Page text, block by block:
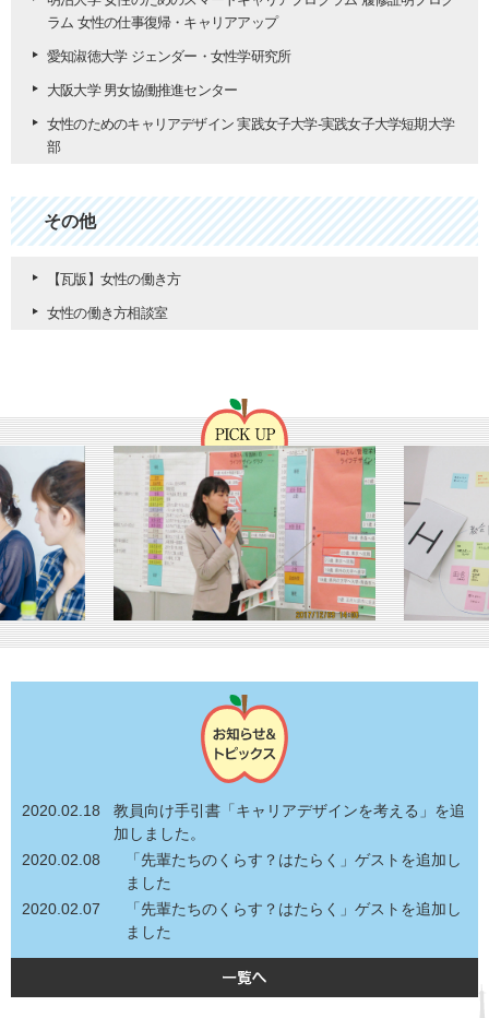
ラム 女性の仕事復帰・キャリアアップ
愛知淑徳大学 ジェンダー・女性学研究所
大阪大学 男女協働推進センター
女性のためのキャリアデザイン 実践女子大学-実践女子大学短期大学
部
その他
【瓦版】女性の働き方
女性の働き方相談室
2020.02.18
教員向け手引書「キャリアデザインを考える」を追
加しました。
2020.02.08
「先輩たちのくらす？はたらく」ゲストを追加し
ました
2020.02.07
「先輩たちのくらす？はたらく」ゲストを追加し
ました